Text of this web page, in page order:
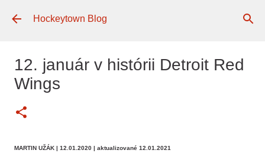
Preskočiť na hlavný obsah
Hockeytown Blog
12. január v histórii Detroit Red
Wings
MARTIN UŽÁK | 12.01.2020 | aktualizované 12.01.2021